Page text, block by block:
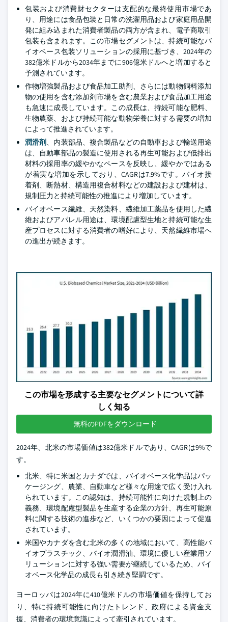
包装および消費財セクターは支配的な最終使用市場であ
り、用途には食品包装と日常の洗濯用品および家庭用品開
発に組み込まれた消費者製品の両方が含まれ、電子商取引
包装も含まれます。この市場セグメントは、持続可能なバ
イオベース包装ソリューションの採用に基づき、2024年の
382億米ドルから2034年までに906億米ドルへと増加すると
予測されています。
作物増強製品および食品加工助剤、さらには動物飼料添加
物の使用を含む添加剤市場を含む農業および食品加工用途
も急速に成長しています。この成長は、持続可能な肥料、
生物農薬、および持続可能な動物栄養に対する需要の増加
によって推進されています。
潤滑剤、内装部品、複合製品などの自動車および輸送用途
は、自動車部品の製造に使用される再生可能および低排出
材料の採用率の緩やかなペースを反映し、緩やかではある
が着実な増加を示しており、CAGRは7.9%です。バイオ接
着剤、断熱材、構造用複合材料などの建設および建材は、
規制圧力と持続可能性の推進により増加しています。
バイオベース繊維、天然染料、繊維加工薬品を使用した繊
維およびアパレル用途は、環境配慮型生地と持続可能な生
産プロセスに対する消費者の嗜好により、天然繊維市場へ
の進出が続きます。
この市場を形成する主要なセグメントについて詳
しく知る
無料のPDFをダウンロード
2024年、北米の市場価値は382億米ドルであり、CAGRは9%で
す。
北米、特に米国とカナダでは、バイオベース化学品はパッ
ケージング、農業、自動車など様々な用途で広く受け入れ
られています。この認知は、持続可能性に向けた規制上の
義務、環境配慮型製品を生産する企業の方針、再生可能原
料に関する技術の進歩など、いくつかの要因によって促進
されています。
米国やカナダを含む北米の多くの地域において、高性能バ
イオプラスチック、バイオ潤滑油、環境に優しい産業用ソ
リューションに対する強い需要が継続しているため、バイ
オベース化学品の成長も引き続き堅調です。
ヨーロッパは2024年に410億米ドルの市場価値を保持してお
り、特に持続可能性に向けたトレンド、政府による資金支
援、消費者の環境意識によって牽引されています。